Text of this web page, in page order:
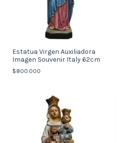
Estatua Virgen Auxiliadora
Imagen Souvenir Italy 62cm
$800.000